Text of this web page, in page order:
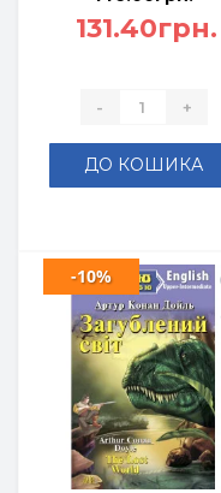
131.40грн.
- +
ДО КОШИКА
-10%